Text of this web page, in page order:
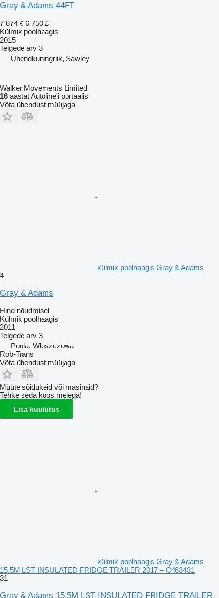
Gray & Adams 44FT
7 874 € 6 750 £
Külmik poolhaagis
2015
Telgede arv 3
Ühendkuningriik, Sawley
Walker Movements Limited
16 aastat Autoline'i portaalis
Võta ühendust müüjaga
külmik poolhaagis Gray & Adams
4
Gray & Adams
Hind nõudmisel
Külmik poolhaagis
2011
Telgede arv 3
Poola, Włoszczowa
Rob-Trans
Võta ühendust müüjaga
Müüte sõidukeid või masinaid?
Tehke seda koos meiega!
Lisa kuulutus
külmik poolhaagis Gray & Adams
15.5M LST INSULATED FRIDGE TRAILER 2017 – C463431
31
Gray & Adams 15.5M LST INSULATED FRIDGE TRAILER